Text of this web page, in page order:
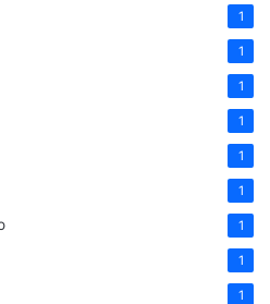
1
1
1
1
1
1
1
1
1